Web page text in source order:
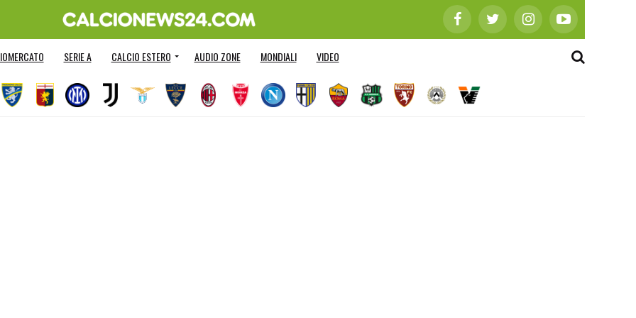
SERIE A CALCIO ESTERO AUDIO ZONE MONDIALI VIDEO